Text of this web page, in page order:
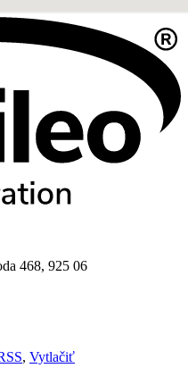
468, 925 06
, Vytlačiť